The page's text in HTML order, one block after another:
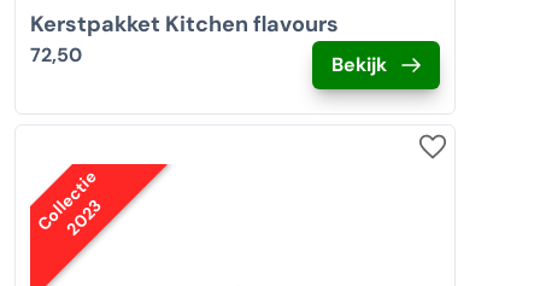
Kerstpakket Kitchen flavours
72,50 Bekijk
Collectie
2023